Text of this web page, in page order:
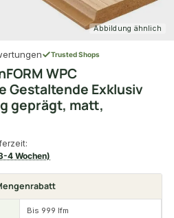
Abbildung ähnlich
Trusted Shops
WPC
Gestaltende Exklusiv
geprägt, matt,
4 Wochen)
Bis 999 lfm